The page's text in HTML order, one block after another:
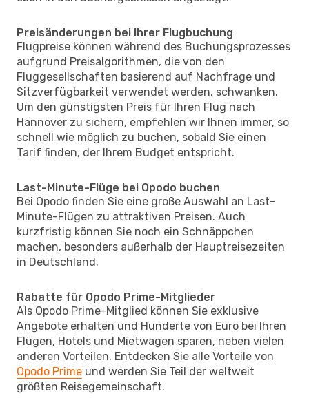
Preisänderungen bei Ihrer Flugbuchung
Flugpreise können während des Buchungsprozesses
aufgrund Preisalgorithmen, die von den
Fluggesellschaften basierend auf Nachfrage und
Sitzverfügbarkeit verwendet werden, schwanken.
Um den günstigsten Preis für Ihren Flug nach
Hannover zu sichern, empfehlen wir Ihnen immer, so
schnell wie möglich zu buchen, sobald Sie einen
Tarif finden, der Ihrem Budget entspricht.
Last-Minute-Flüge bei Opodo buchen
Bei Opodo finden Sie eine große Auswahl an Last-
Minute-Flügen zu attraktiven Preisen. Auch
kurzfristig können Sie noch ein Schnäppchen
machen, besonders außerhalb der Hauptreisezeiten
in Deutschland.
Rabatte für Opodo Prime-Mitglieder
Als Opodo Prime-Mitglied können Sie exklusive
Angebote erhalten und Hunderte von Euro bei Ihren
Flügen, Hotels und Mietwagen sparen, neben vielen
anderen Vorteilen. Entdecken Sie alle Vorteile von
Opodo Prime und werden Sie Teil der weltweit
größten Reisegemeinschaft.